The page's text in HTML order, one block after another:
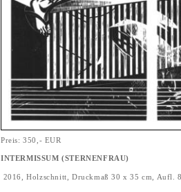
Preis: 350,- EUR
INTERMISSUM (STERNENFRAU)
2016, Holzschnitt, Druckmaß 30 x 35 cm, Aufl.